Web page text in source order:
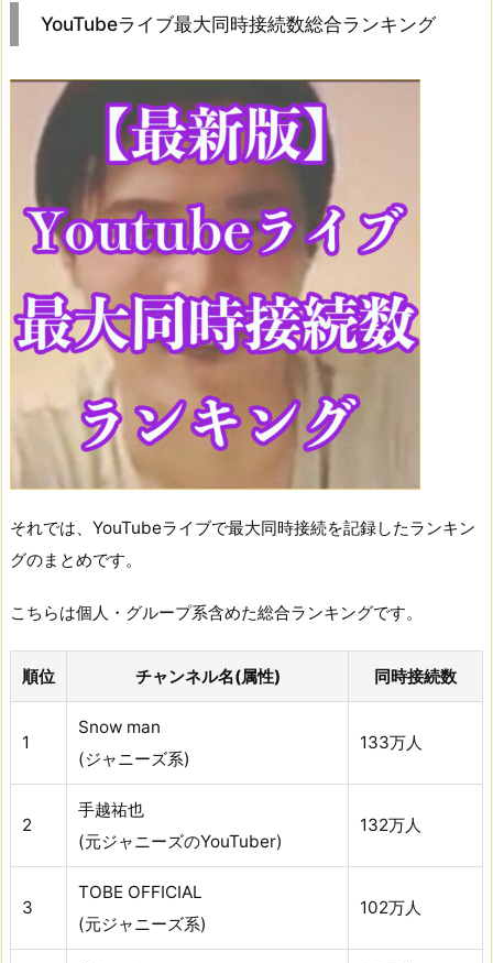
YouTubeライブ最大同時接続数総合ランキング
それでは、YouTubeライブで最大同時接続を記録したランキン
グのまとめです。
こちらは個人・グループ系含めた総合ランキングです。
順位 チャンネル名(属性) 同時接続数
1
Snow man
(ジャニーズ系)
133万人
2
手越祐也
(元ジャニーズのYouTuber)
132万人
3
TOBE OFFICIAL
(元ジャニーズ系)
102万人